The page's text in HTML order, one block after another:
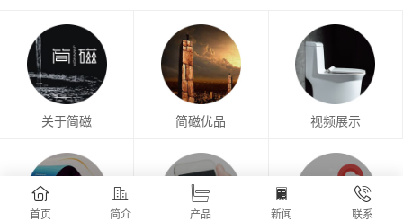
首页 简介 产品 新闻 联系
关于简磁 简磁优品 视频展示